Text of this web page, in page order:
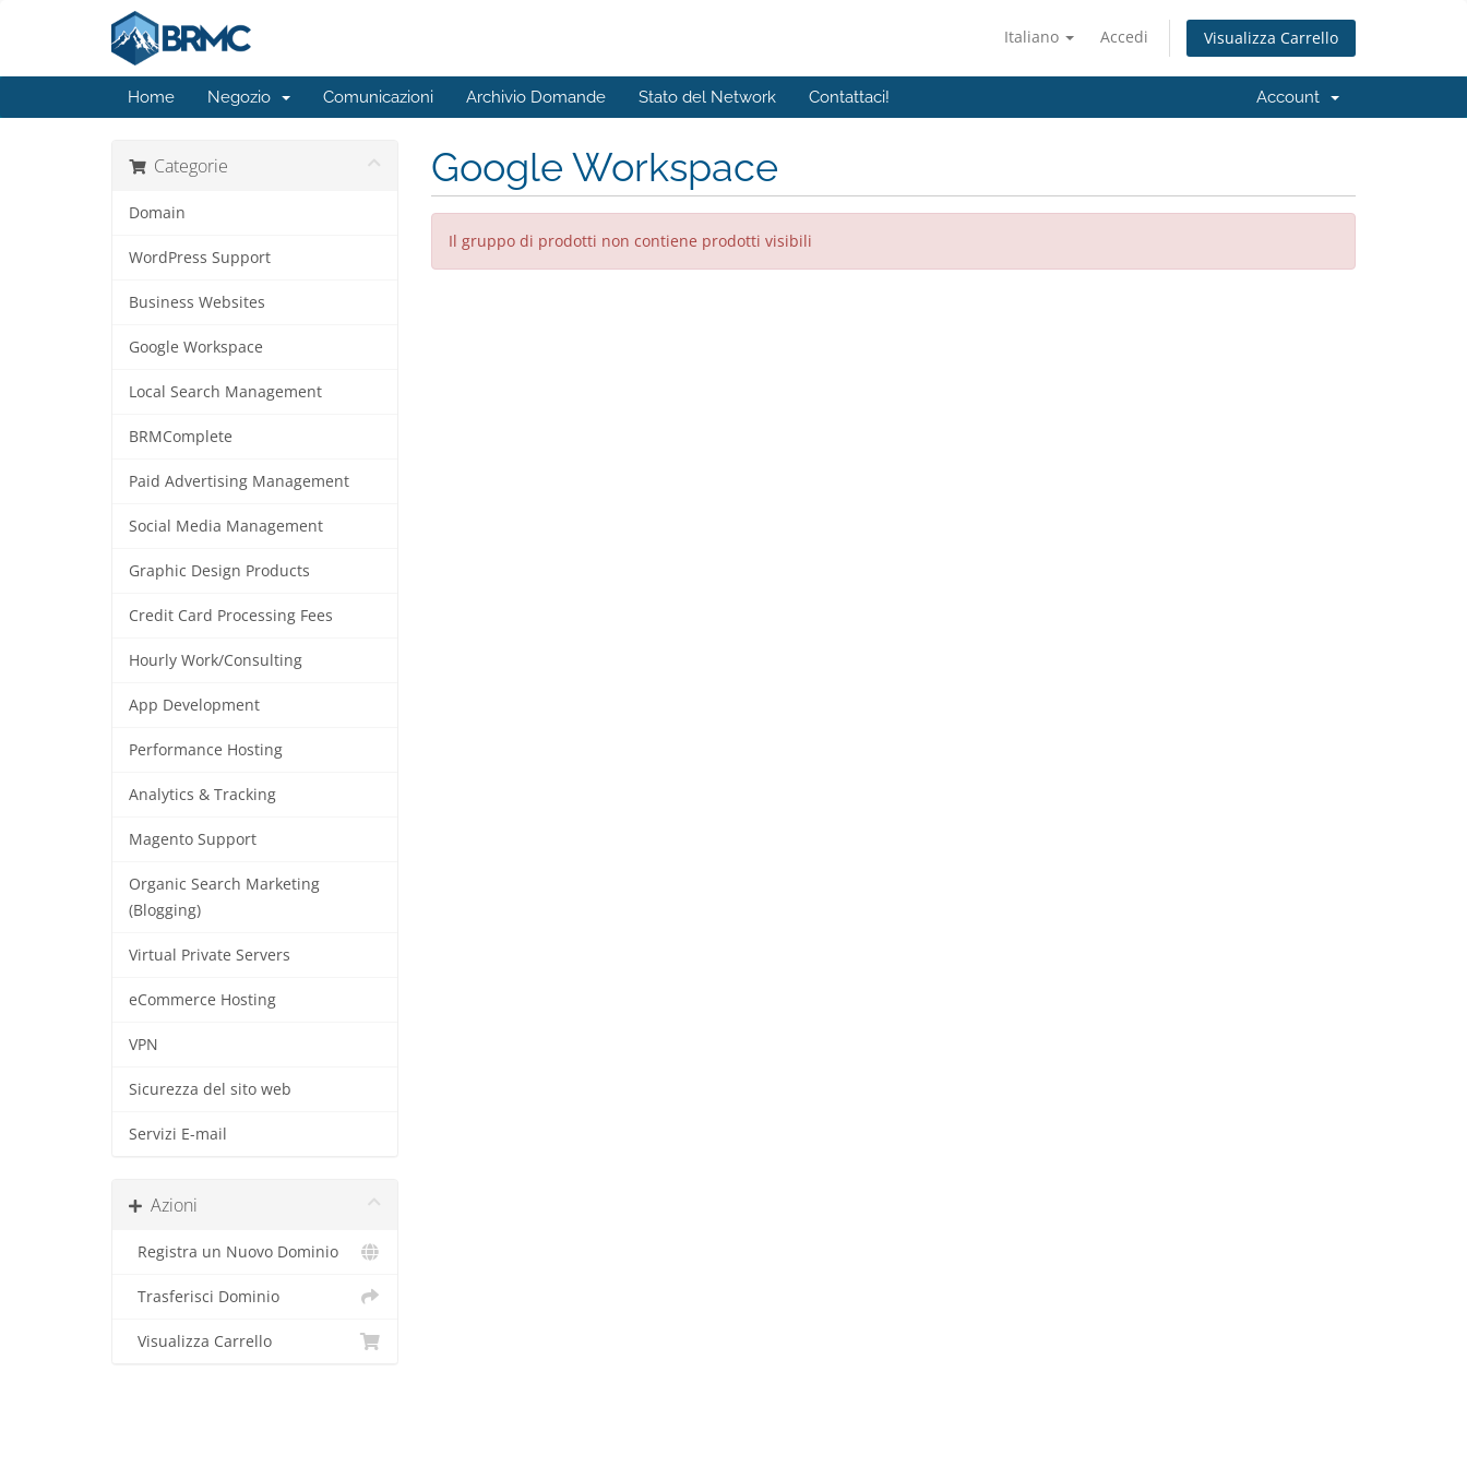
Italiano Accedi Visualizza Carrello
Home Negozio Comunicazioni Archivio Domande Stato del Network Contattaci! Account
Categorie
Domain
WordPress Support
Business Websites
Google Workspace
Local Search Management
BRMComplete
Paid Advertising Management
Social Media Management
Graphic Design Products
Credit Card Processing Fees
Hourly Work/Consulting
App Development
Performance Hosting
Analytics & Tracking
Magento Support
Organic Search Marketing
(Blogging)
Virtual Private Servers
eCommerce Hosting
VPN
Sicurezza del sito web
Servizi E-mail
Azioni
Registra un Nuovo Dominio
Trasferisci Dominio
Visualizza Carrello
Google Workspace
Il gruppo di prodotti non contiene prodotti visibili